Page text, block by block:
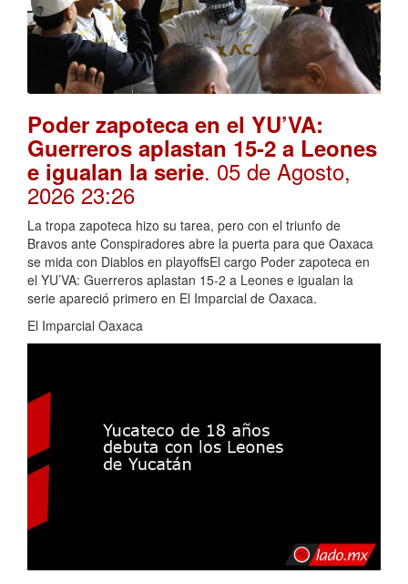
Poder zapoteca en el YU’VA:
Guerreros aplastan 15-2 a Leones
e igualan la serie. 05 de Agosto,
2026 23:26
La tropa zapoteca hizo su tarea, pero con el triunfo de
Bravos ante Conspiradores abre la puerta para que Oaxaca
se mida con Diablos en playoffsEl cargo Poder zapoteca en
el YU’VA: Guerreros aplastan 15-2 a Leones e igualan la
serie apareció primero en El Imparcial de Oaxaca.
El Imparcial Oaxaca